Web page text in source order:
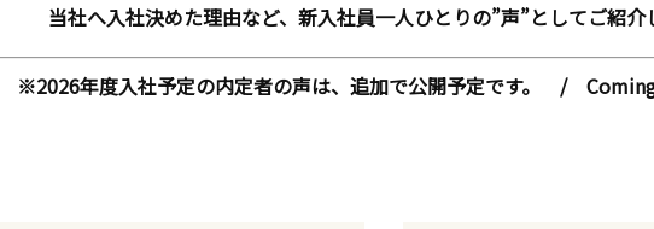
当社へ入社決めた理由など、新入社員一人ひとりの”声”としてご紹介
※2026年度入社予定の内定者の声は、追加で公開予定です。 /